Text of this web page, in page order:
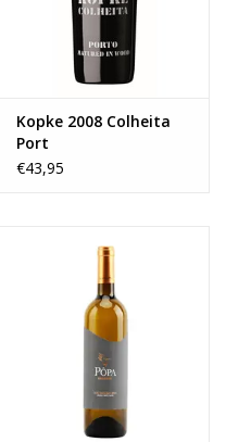
Kopke 2008 Colheita
Port
€43,95